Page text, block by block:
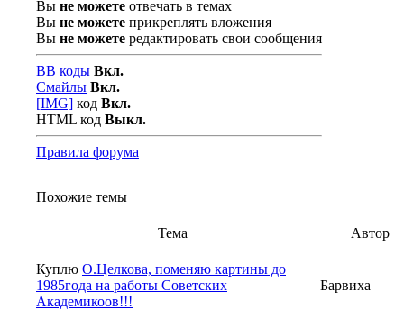
Вы не можете отвечать в темах
Вы не можете прикреплять вложения
Вы не можете редактировать свои сообщения
BB коды Вкл.
Смайлы Вкл.
[IMG] код Вкл.
HTML код Выкл.
Правила форума
Похожие темы
Тема Автор
Куплю О.Целкова, поменяю картины до
1985года на работы Советских
Академикоов!!!
Барвиха